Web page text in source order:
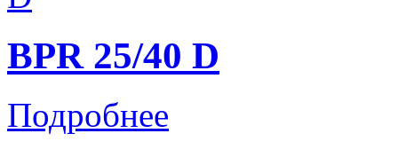
BPR 25/40 D
Подробнее